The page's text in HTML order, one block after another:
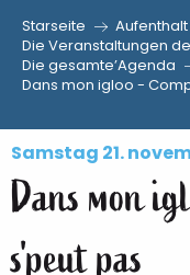
Aller
principal
Starseite
Aufenthalt
Die Veranstaltungen
Die gesamte’Agenda
Dans mon igloo -
Samstag 21.
Dans mon
s'peut pas